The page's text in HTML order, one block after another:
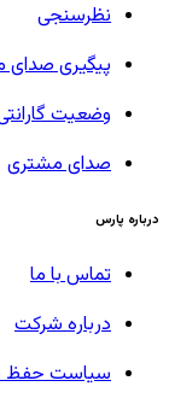
نظرسنجی
پیگیری
وضعیت
صدای مشتری
درباره پارس
تماس با ما
درباره شرکت
سیاست حفظ